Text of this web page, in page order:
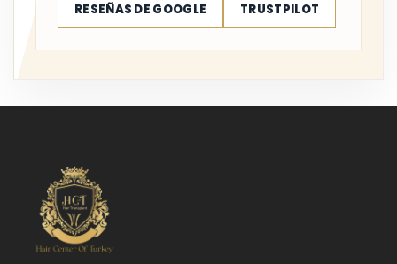
RESEÑAS DE GOOGLE TRUSTPILOT